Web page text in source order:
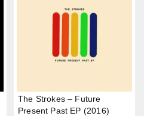
The Strokes – Future
Present Past EP (2016)